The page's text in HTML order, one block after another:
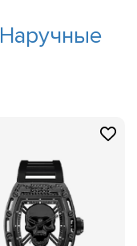
Наручные